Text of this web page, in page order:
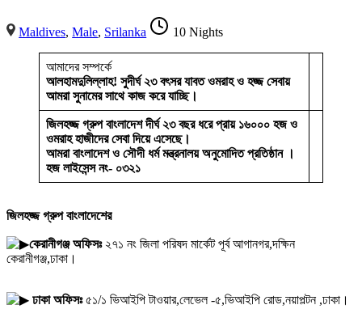
Maldives,Male, Srilanka 10 Nights
আমাদের সম্পর্কে
আলহামদুলিল্লাহ! সুদীর্ঘ ২৩ বৎসর যাবত ওমরাহ ও হজ্জ সেবায়
আমরা সুনামের সাথে কাজ করে যাচ্ছি।
জিলহজ্জ গ্রুপ বাংলাদেশ দীর্ঘ ২৩ বছর ধরে প্রায় ১৬০০০ হজ ও
ওমরাহ হাজীদের সেবা দিয়ে এসেছে।
আমরা বাংলাদেশ ও সৌদী ধর্ম মন্ত্রনালয় অনুমোদিত প্রতিষ্ঠান ।
হজ লাইসেন্স নং- ০৩২১
জিলহজ্জ গ্রুপ বাংলাদেশের
কেরানীগঞ্জ অফিসঃ২৭১ নং জিলা পরিষদ মার্কেট পূর্ব আগানগর,দক্ষিন
কেরানীগঞ্জ,ঢাকা।
ঢাকা অফিসঃ৫১/১ ভিআইপি টাওয়ার,লেভেল -৫,ভিআইপি রোড,নয়াপল্টন ,ঢাকা।